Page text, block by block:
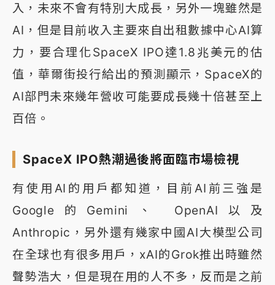
入，未來不會有特別大成長，另外一塊雖然是
AI，但是目前收入主要來自出租數據中心AI算
力，要合理化SpaceX IPO達1.8兆美元的估
值，華爾街投行給出的預測顯示，SpaceX的
AI部門未來幾年營收可能要成長幾十倍甚至上
百倍。
SpaceX IPO熱潮過後將面臨市場檢視
有使用AI的用戶都知道，目前AI前三強是
Google的Gemini、 OpenAI以及
Anthropic，另外還有幾家中國AI大模型公司
在全球也有很多用戶，xAI的Grok推出時雖然
聲勢浩大，但是現在用的人不多，反而是之前